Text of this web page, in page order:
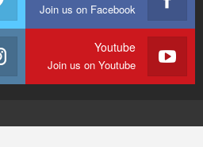
Join us on Facebook
Youtube
Join us on Youtube